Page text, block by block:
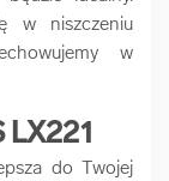
w niszczeniu
w
LX221
do Twojej